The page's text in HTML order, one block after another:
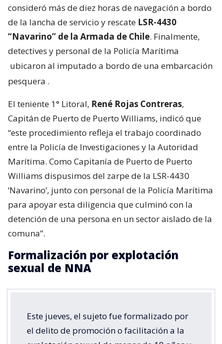
consideró más de diez horas de navegación a bordo
de la lancha de servicio y rescate LSR-4430
“Navarino” de la Armada de Chile. Finalmente,
detectives y personal de la Policía Marítima
ubicaron al imputado a bordo de una embarcación
pesquera .
El teniente 1° Litoral, René Rojas Contreras,
Capitán de Puerto de Puerto Williams, indicó que
“este procedimiento refleja el trabajo coordinado
entre la Policía de Investigaciones y la Autoridad
Marítima. Como Capitanía de Puerto de Puerto
Williams dispusimos del zarpe de la LSR-4430
‘Navarino’, junto con personal de la Policía Marítima
para apoyar esta diligencia que culminó con la
detención de una persona en un sector aislado de la
comuna”.
Formalización por explotación
sexual de NNA
Este jueves, el sujeto fue formalizado por
el delito de promoción o facilitación a la